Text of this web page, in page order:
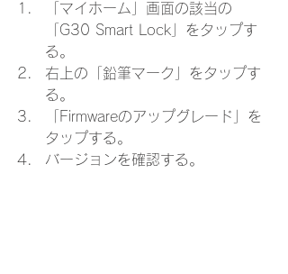
「マイホーム」画面の該当の
「G30 Smart Lock」をタップす
る。
右上の「鉛筆マーク」をタップす
る。
「Firmwareのアップグレード」を
タップする。
バージョンを確認する。